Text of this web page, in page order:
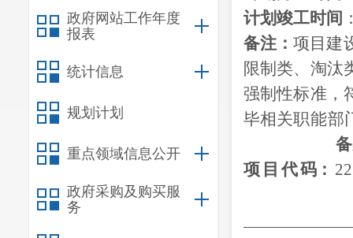
政府网站工作年度
报表
统计信息
规划计划
重点领域信息公开
政府采购及购买服
务
计划竣工时间
备注：项目建
限制类、淘汰
强制性标准，
毕相关职能部
项 目 代码：